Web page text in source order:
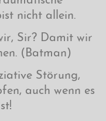
nicht allein.
Sir? Damit wir
(Batman)
Störung,
auch wenn es